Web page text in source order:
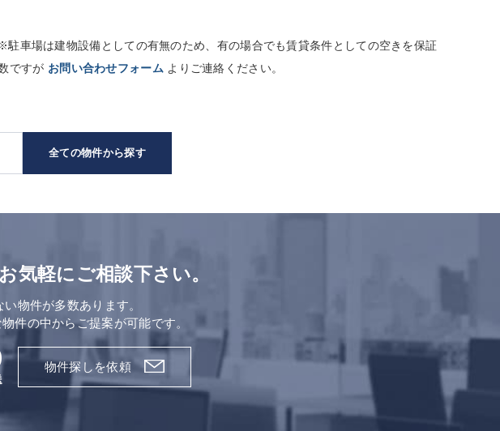
車場は建物設備としての有無のため、有の場合でも賃貸条件としての空きを保証
ですが お問い合わせフォーム よりご連絡ください。
全ての物件から探す
気軽にご相談下さい。
物件が多数あります。
件の中からご提案が可能です。
物件探しを依頼